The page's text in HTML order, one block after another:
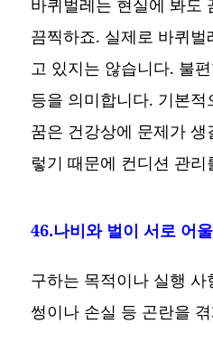
끔찍하죠. 실제로 바퀴
고 있지는 않습니다. 불
등을 의미합니다. 기본
꿈은 건강상에 문제가
렇기 때문에 컨디션 관리
46.나비와 벌이 서로 어
구하는 목적이나 실행
썽이나 손실 등 곤란을